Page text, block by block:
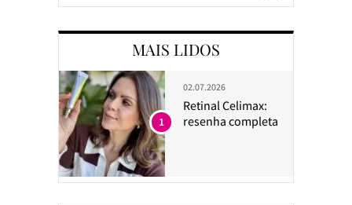
MAIS LIDOS
02.07.2026
Retinal Celimax:
resenha completa
1